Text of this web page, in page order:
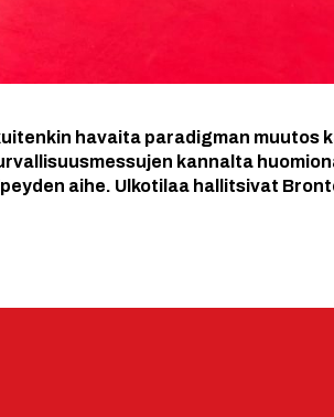
havaita paradigman muutos
kannalta
aihe. Ulkotilaa hallitsivat